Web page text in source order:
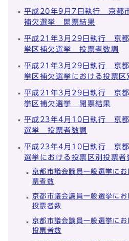
平成20年9月7日執行 京都
補欠選挙 開票結果
平成21年3月29日執行 京都
挙区補欠選挙 投票者数調
平成21年3月29日執行 京都
挙区補欠選挙における投票区
平成21年3月29日執行 京都
挙区補欠選挙 開票結果
平成23年4月10日執行 京都
選挙 投票者数調
平成23年4月10日執行 京都
選挙における投票区別投票者
京都市議会議員一般選挙に
票者数
京都市議会議員一般選挙にお
投票者数
京都市議会議員一般選挙にお
投票者数